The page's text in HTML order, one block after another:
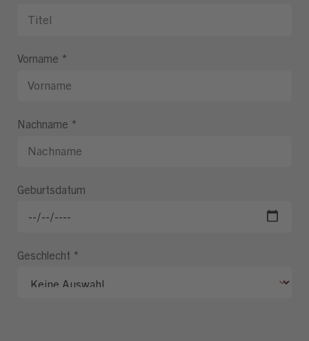
Vorname *
Nachname *
Geburtsdatum
Geschlecht *